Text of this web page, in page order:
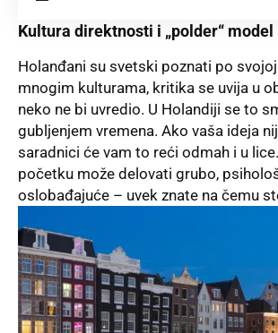
Kultura direktnosti i „polder“ model
Holanđani su svetski poznati po
mnogim kulturama, kritika se uvija u
neko ne bi uvredio. U Holandiji se to
gubljenjem vremena. Ako vaša ideja
saradnici će vam to reći odmah i u
početku može delovati grubo,
oslobađajuće – uvek znate na čemu